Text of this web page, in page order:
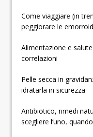
Come viaggiare (in
peggiorare le
Alimentazione e
correlazioni
Pelle secca in
idratarla in sicurezza
Antibiotico, rimedi
scegliere l’uno,